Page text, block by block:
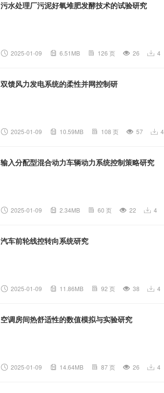
污水处理厂污泥好氧堆肥发酵技术的试验研究
2025-01-09 6.51MB 126 页 26 4
双馈风力发电系统的柔性并网控制研
2025-01-09 10.59MB 108 页 57 4
输入分配型混合动力车辆动力系统控制策略研究
2025-01-09 2.34MB 60 页 22 4
汽车前轮线控转向系统研究
2025-01-09 11.86MB 92 页 38 4
空调房间热舒适性的数值模拟与实验研究
2025-01-09 14.64MB 87 页 26 4